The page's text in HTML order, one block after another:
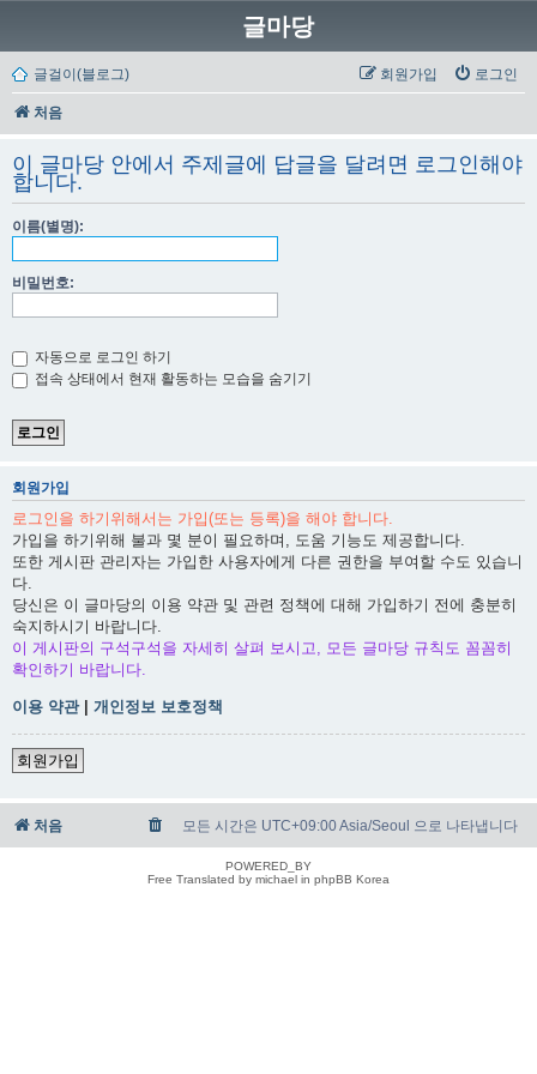
글마당
글걸이(블로그) 로그인
회원가입
처음
이 글마당 안에서 주제글에 답글을 달려면 로그인해야
합니다.
이름(별명):
비밀번호:
자동으로 로그인 하기
접속 상태에서 현재 활동하는 모습을 숨기기
회원가입
로그인을 하기위해서는 가입(또는 등록)을 해야 합니다.
가입을 하기위해 불과 몇 분이 필요하며, 도움 기능도 제공합니다.
또한 게시판 관리자는 가입한 사용자에게 다른 권한을 부여할 수도 있습니
다.
당신은 이 글마당의 이용 약관 및 관련 정책에 대해 가입하기 전에 충분히
숙지하시기 바랍니다.
이 게시판의 구석구석을 자세히 살펴 보시고, 모든 글마당 규칙도 꼼꼼히
확인하기 바랍니다.
이용 약관| 개인정보 보호정책
회원가입
처음 모든 시간은 UTC+09:00 Asia/Seoul 으로 나타냅니다
POWERED_BY
Free Translated by michael in phpBB Korea